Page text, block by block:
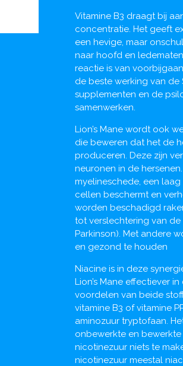
Vitamine B3 draagt bij
concentratie. Het geeft
een hevige, maar
naar hoofd en
reactie is van
de beste werking van
supplementen en de
samenwerken.
Lion’s Mane wordt ook
die beweren dat het de
produceren. Deze zijn
neuronen in de
myelineschede, een
cellen beschermt en
worden beschadigd
tot verslechtering van de
Parkinson). Met andere
en gezond te houden
Niacine is in deze
Lion’s Mane effectiever
voordelen van beide
vitamine B3 of vitamine
aminozuur tryptofaan.
onbewerkte en
nicotinezuur niets te
nicotinezuur meestal